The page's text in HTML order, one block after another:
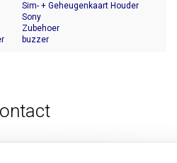
Sim- + Geheugenkaart Houder
Sony
Zubehoer
buzzer